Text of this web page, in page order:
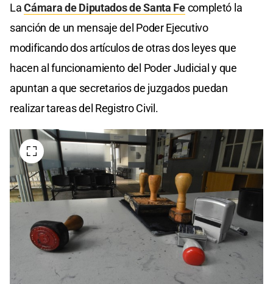
LaCámara de Diputados de Santa Fecompletó la
sanción de un mensaje del Poder Ejecutivo
modificando dos artículos de otras dos leyes que
hacen al funcionamiento del Poder Judicial y que
apuntan a que secretarios de juzgados puedan
realizar tareas del Registro Civil.